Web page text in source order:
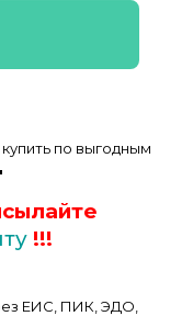
по выгодным
!!!
ЕИС, ПИК, ЭДО,